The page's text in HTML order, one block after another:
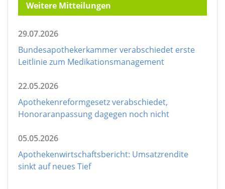
Weitere Mitteilungen
29.07.2026
Bundesapothekerkammer verabschiedet erste
Leitlinie zum Medikationsmanagement
22.05.2026
Apothekenreformgesetz verabschiedet,
Honoraranpassung dagegen noch nicht
05.05.2026
Apothekenwirtschaftsbericht: Umsatzrendite
sinkt auf neues Tief